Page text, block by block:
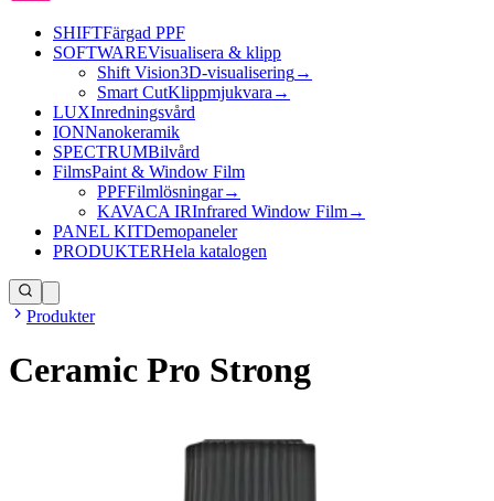
SHIFTFärgad PPF
SOFTWAREVisualisera & klipp
Shift Vision3D-visualisering→
Smart CutKlippmjukvara →
LUXInredningsvård
IONNanokeramik
SPECTRUMBilvård
FilmsPaint & Window Film
PPFFilmlösningar→
KAVACA IRInfrared Window Film→
PANEL KITDemopaneler
PRODUKTERHela katalogen
Produkter
Ceramic Pro Strong